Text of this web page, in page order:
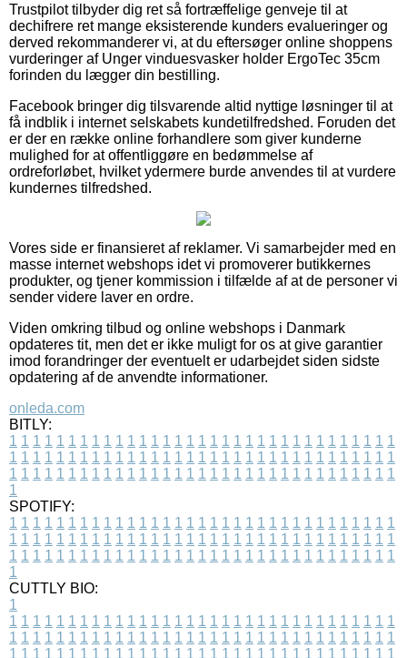
Trustpilot tilbyder dig ret så fortræffelige genveje til at
dechifrere ret mange eksisterende kunders evalueringer og
derved rekommanderer vi, at du eftersøger online shoppens
vurderinger af Unger vinduesvasker holder ErgoTec 35cm
forinden du lægger din bestilling.
Facebook bringer dig tilsvarende altid nyttige løsninger til at
få indblik i internet selskabets kundetilfredshed. Foruden det
er der en række online forhandlere som giver kunderne
mulighed for at offentliggøre en bedømmelse af
ordreforløbet, hvilket ydermere burde anvendes til at vurdere
kundernes tilfredshed.
Vores side er finansieret af reklamer. Vi samarbejder med en
masse internet webshops idet vi promoverer butikkernes
produkter, og tjener kommission i tilfælde af at de personer vi
sender videre laver en ordre.
Viden omkring tilbud og online webshops i Danmark
opdateres tit, men det er ikke muligt for os at give garantier
imod forandringer der eventuelt er udarbejdet siden sidste
opdatering af de anvendte informationer.
onleda.com
BITLY:
1 1 1 1 1 1 1 1 1 1 1 1 1 1 1 1 1 1 1 1 1 1 1 1 1 1 1 1 1 1 1 1 1
1 1 1 1 1 1 1 1 1 1 1 1 1 1 1 1 1 1 1 1 1 1 1 1 1 1 1 1 1 1 1 1 1
1 1 1 1 1 1 1 1 1 1 1 1 1 1 1 1 1 1 1 1 1 1 1 1 1 1 1 1 1 1 1 1 1
1
SPOTIFY:
1 1 1 1 1 1 1 1 1 1 1 1 1 1 1 1 1 1 1 1 1 1 1 1 1 1 1 1 1 1 1 1 1
1 1 1 1 1 1 1 1 1 1 1 1 1 1 1 1 1 1 1 1 1 1 1 1 1 1 1 1 1 1 1 1 1
1 1 1 1 1 1 1 1 1 1 1 1 1 1 1 1 1 1 1 1 1 1 1 1 1 1 1 1 1 1 1 1 1
1
CUTTLY BIO:
1
1 1 1 1 1 1 1 1 1 1 1 1 1 1 1 1 1 1 1 1 1 1 1 1 1 1 1 1 1 1 1 1 1
1 1 1 1 1 1 1 1 1 1 1 1 1 1 1 1 1 1 1 1 1 1 1 1 1 1 1 1 1 1 1 1 1
1 1 1 1 1 1 1 1 1 1 1 1 1 1 1 1 1 1 1 1 1 1 1 1 1 1 1 1 1 1 1 1 1